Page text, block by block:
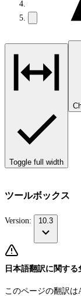
Toggle full width
ツールボックス
Version: 10.3
日本語翻訳に関する
このページの翻訳